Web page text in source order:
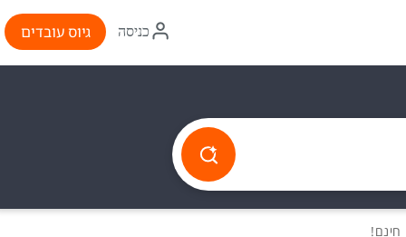
איקון
התחברות
כניסה גיוס עובדים